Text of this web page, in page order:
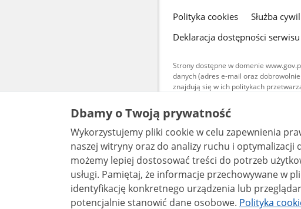
gov.pl
Polityka cookies Służba
Deklaracja dostępności
Strony dostępne w domenie
danych (adres e-mail oraz
znajdują się w ich politykach
Treści tekstowe
udostępniane na licencji
warunkach 4.0 (CC BY-
są udostępniane na
bez utworów zależnych
Dbamy o Twoją prywatność
Wykorzystujemy pliki cookie w celu zapewnienia
naszej witryny oraz do analizy ruchu i optymalizacji
możemy lepiej dostosować treści do potrzeb
usługi. Pamiętaj, że informacje przechowywane w plikach cookie mogą pozwalać na
identyfikację konkretnego urządzenia lub
potencjalnie stanowić dane osobowe. Polityka